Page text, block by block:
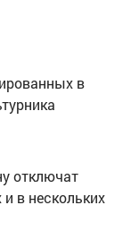
в
отключат
в нескольких